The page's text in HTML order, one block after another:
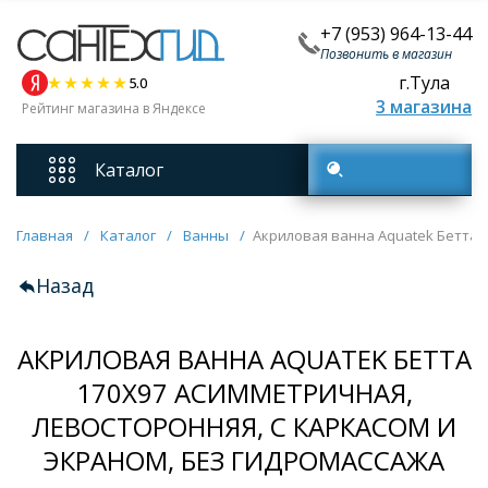
+7 (953) 964-13-44
Позвонить в магазин
5.0
Рейтинг магазина в Яндексе
г.Тула
3 магазина
Каталог
Смесители
Унитазы
Мебель для ванных комнат
Ванны
Главная / Каталог / Ванны / Акриловая ванна Aquatek Бетта
Назад
АКРИЛОВАЯ ВАННА AQUATEK БЕТТА
170X97 АСИММЕТРИЧНАЯ,
ЛЕВОСТОРОННЯЯ, С КАРКАСОМ И
ЭКРАНОМ, БЕЗ ГИДРОМАССАЖА